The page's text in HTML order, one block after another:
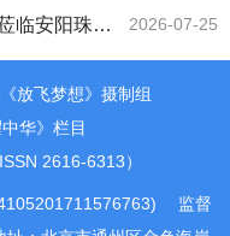
临安阳珠泉
公开”专项
2026-07-25
放飞梦想》摄制组
华》栏目
2616-6313）
监督